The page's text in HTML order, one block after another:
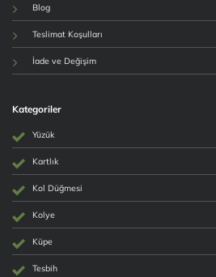
Blog
Teslimat Koşulları
İade ve Değişim
Kategoriler
Yüzük
Kartlık
Kol Düğmesi
Kolye
Küpe
Tesbih